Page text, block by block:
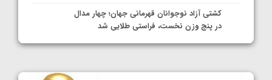
کشتی آزاد نوجوانان قهرمانی جهان؛ چهار مدال
در پنج وزن نخست، فراستی طلایی شد
1405/05/11